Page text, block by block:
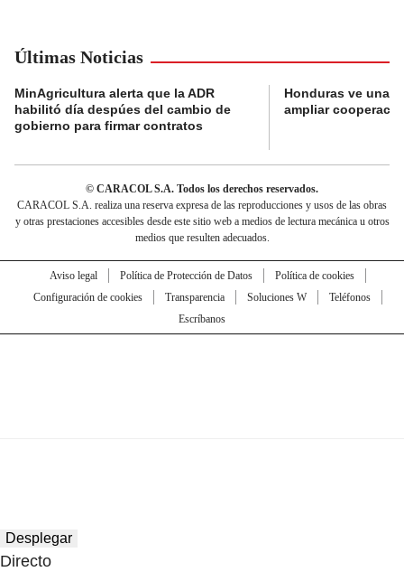
Últimas Noticias
MinAgricultura alerta que la ADR
habilitó día despúes del cambio de
gobierno para firmar contratos
Honduras ve una
ampliar
© CARACOL S.A. Todos los derechos reservados.
CARACOL S.A. realiza una reserva expresa de las reproducciones y usos de las obras
y otras prestaciones accesibles desde este sitio web a medios de lectura mecánica u otros
medios que resulten adecuados.
Aviso legal Política de Protección de Datos
Política de cookies
Configuración de cookies
Transparencia Soluciones W
Teléfonos
Escríbanos
Desplegar
Directo